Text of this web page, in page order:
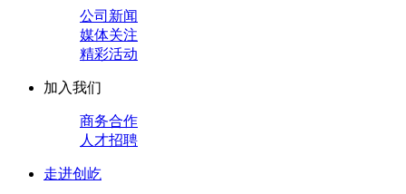
公司新闻
媒体关注
精彩活动
加入我们
商务合作
人才招聘
走进创屹